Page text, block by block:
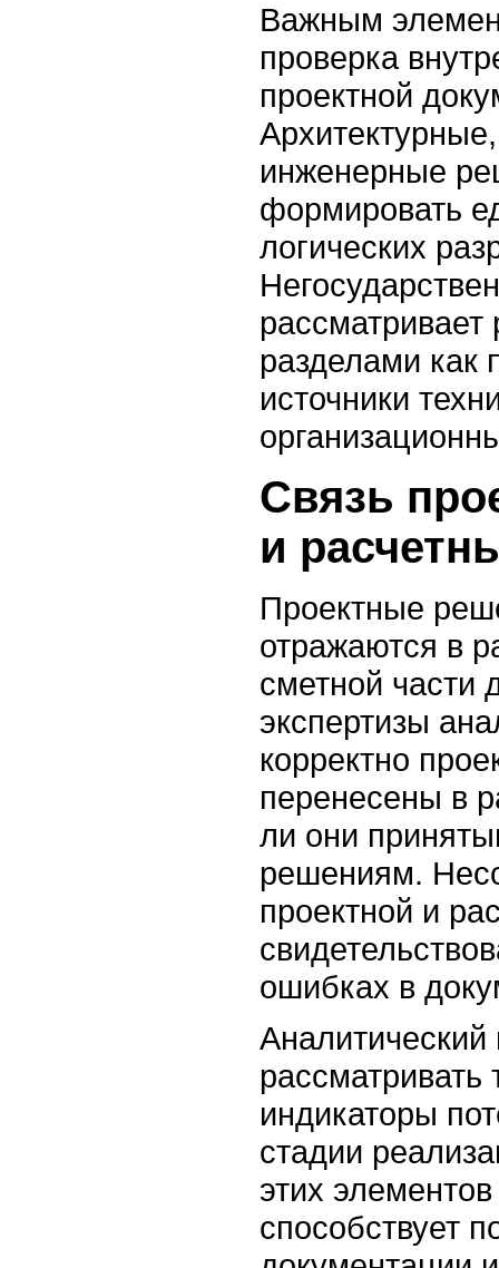
Важным
проверка
проектной
инженерные
формировать
логических
разделами как
источники
Связь
и
Проектные
отражаются в
сметной части
экспертизы
корректно
перенесены в
ли они
решениям.
проектной и
ошибках в
Аналитический
рассматривать
индикаторы
стадии
этих
способствует